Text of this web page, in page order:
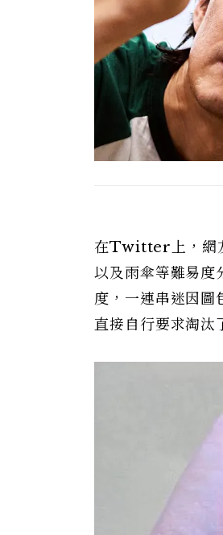
在Twitter上，網
以及雨傘等難易度
度，一連串迷因圖
直接自行要求淘汰